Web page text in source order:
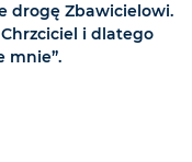
drogę Zbawicielowi.
i dlatego
mnie”.